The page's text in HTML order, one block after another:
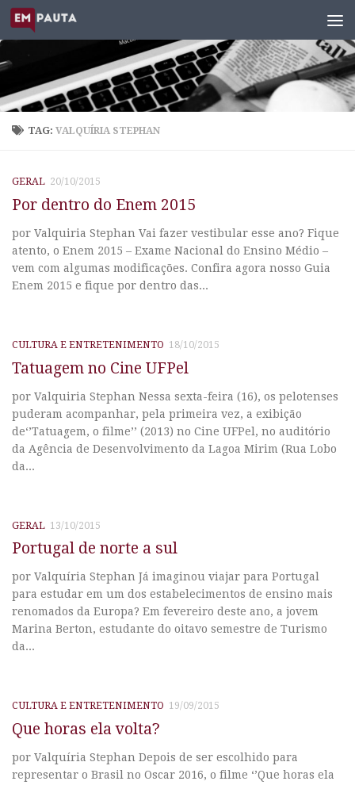
Skip to content
TAG:VALQUÍRIA STEPHAN
GERAL 20/10/2015
Por dentro do Enem 2015
por Valquiria Stephan Vai fazer vestibular esse ano? Fique
atento, o Enem 2015 – Exame Nacional do Ensino Médio –
vem com algumas modificações. Confira agora nosso Guia
Enem 2015 e fique por dentro das...
CULTURA E ENTRETENIMENTO 18/10/2015
Tatuagem no Cine UFPel
por Valquiria Stephan Nessa sexta-feira (16), os pelotenses
puderam acompanhar, pela primeira vez, a exibição
de‘’Tatuagem, o filme’’ (2013) no Cine UFPel, no auditório
da Agência de Desenvolvimento da Lagoa Mirim (Rua Lobo
da...
GERAL 13/10/2015
Portugal de norte a sul
por Valquíria Stephan Já imaginou viajar para Portugal
para estudar em um dos estabelecimentos de ensino mais
renomados da Europa? Em fevereiro deste ano, a jovem
Marina Berton, estudante do oitavo semestre de Turismo
da...
CULTURA E ENTRETENIMENTO 19/09/2015
Que horas ela volta?
por Valquíria Stephan Depois de ser escolhido para
representar o Brasil no Oscar 2016, o filme ‘’Que horas ela